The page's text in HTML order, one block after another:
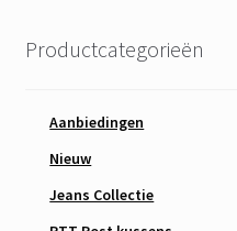
Productcategorieën
Aanbiedingen
Nieuw
Jeans Collectie